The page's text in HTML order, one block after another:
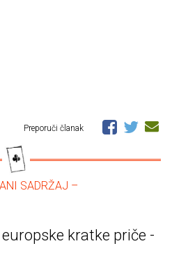
Preporuči članak
SADRŽAJ –
kratke priče -